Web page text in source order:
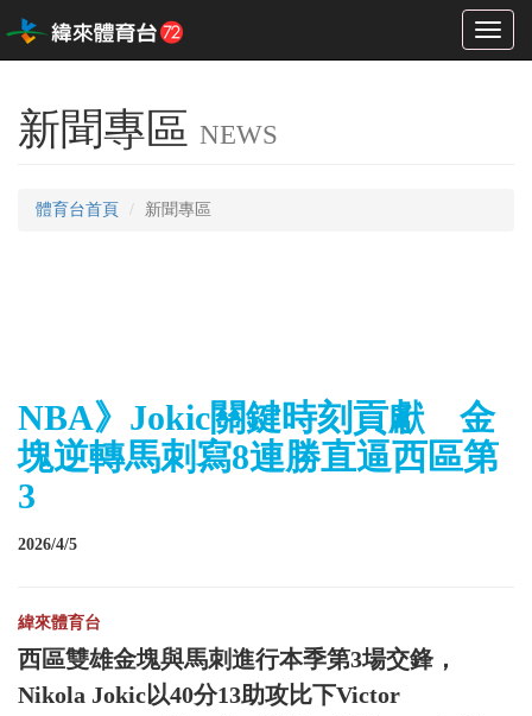
Toggle
新聞專區 NEWS
體育台首頁 新聞專區
NBA》Jokic關鍵時刻貢獻 金
塊逆轉馬刺寫8連勝直逼西區第
3
2026/4/5
緯來體育台
西區雙雄金塊與馬刺進行本季第3場交鋒，
Nikola Jokic以40分13助攻比下Victor